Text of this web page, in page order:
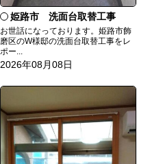
姫路市 洗面台取替工事
お世話になっております。姫路市飾
磨区のW様邸の洗面台取替工事をレ
ポー...
2026年08月08日